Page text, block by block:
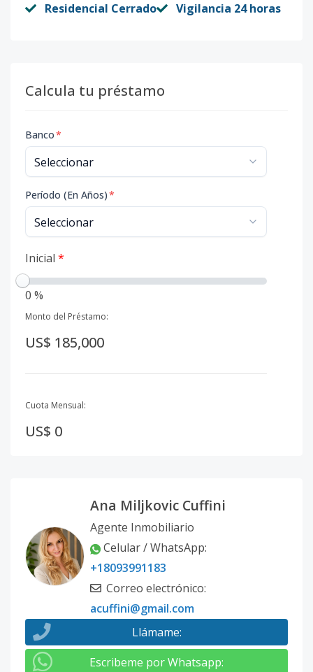
Residencial Cerrado Vigilancia 24 horas
Calcula tu préstamo
Banco*
Período (En Años)*
Inicial *
0 %
Monto del Préstamo:
US$ 185,000
Cuota Mensual:
US$ 0
Ana Miljkovic Cuffini
Agente Inmobiliario
Celular / WhatsApp:
+18093991183
Correo electrónico:
acuffini@gmail.com
Llámame:
Escribeme por Whatsapp: